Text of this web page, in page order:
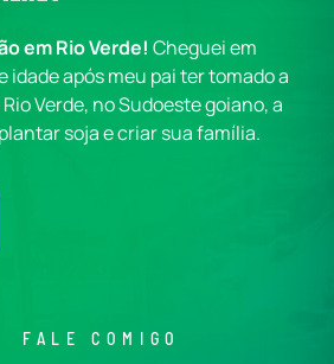
em Rio Verde! Cheguei em
idade após meu pai ter tomado a
Verde, no Sudoeste goiano, a
soja e criar sua família.
FALE COMIGO